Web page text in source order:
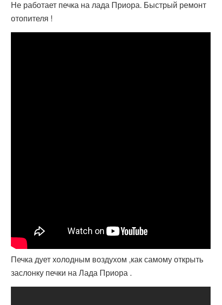
Не работает печка на лада Приора. Быстрый ремонт
отопителя !
Печка дует холодным воздухом ,как самому открыть
заслонку печки на Лада Приора .